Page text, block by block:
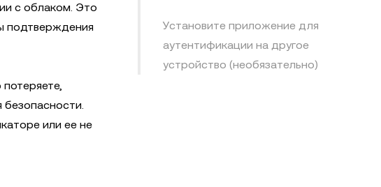
с облаком. Это
подтверждения
или ее не
Установите приложение для
аутентификации на другое
устройство (необязательно)